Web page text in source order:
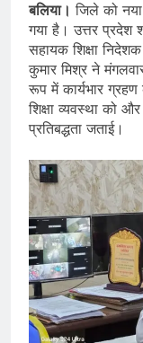
बलिया। जिले को
गया है। उत्तर
सहायक शिक्षा
कुमार मिश्र ने
रूप में कार्यभार
शिक्षा व्यवस्था को
प्रतिबद्धता जताई।